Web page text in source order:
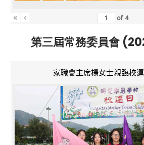
« ‹ of 4
第三屆常務委員會
家職會主席楊女士親臨校